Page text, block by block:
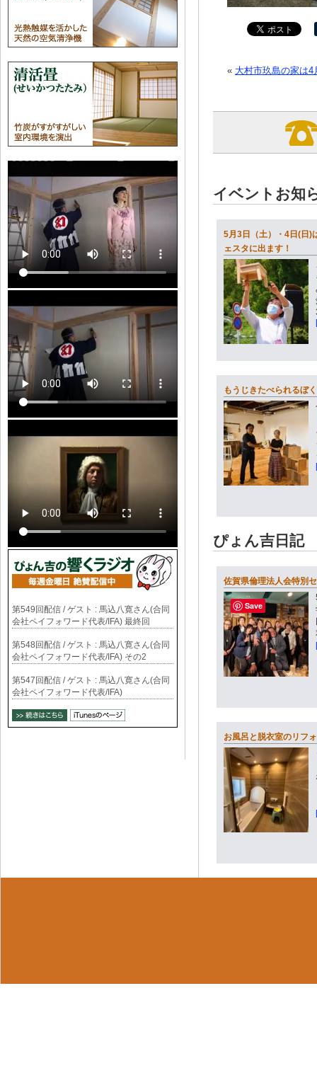
« 大村市玖島の家は
イベントお知
5月3日（土）・4日(日)
ェスタに出ます！
もうじきたべられるぼ
ぴょん吉日記
佐賀県倫理法人会特別
お風呂と脱衣室のリフ
第549回配信 / ゲスト : 馬込八寛さん(合同
会社ペイフォワード代表/IFA) 最終回
第548回配信 / ゲスト : 馬込八寛さん(合同
会社ペイフォワード代表/IFA) その2
第547回配信 / ゲスト : 馬込八寛さん(合同
会社ペイフォワード代表/IFA)
Save